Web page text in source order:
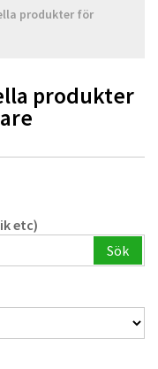
produkter för
produkter
etc)
Sök